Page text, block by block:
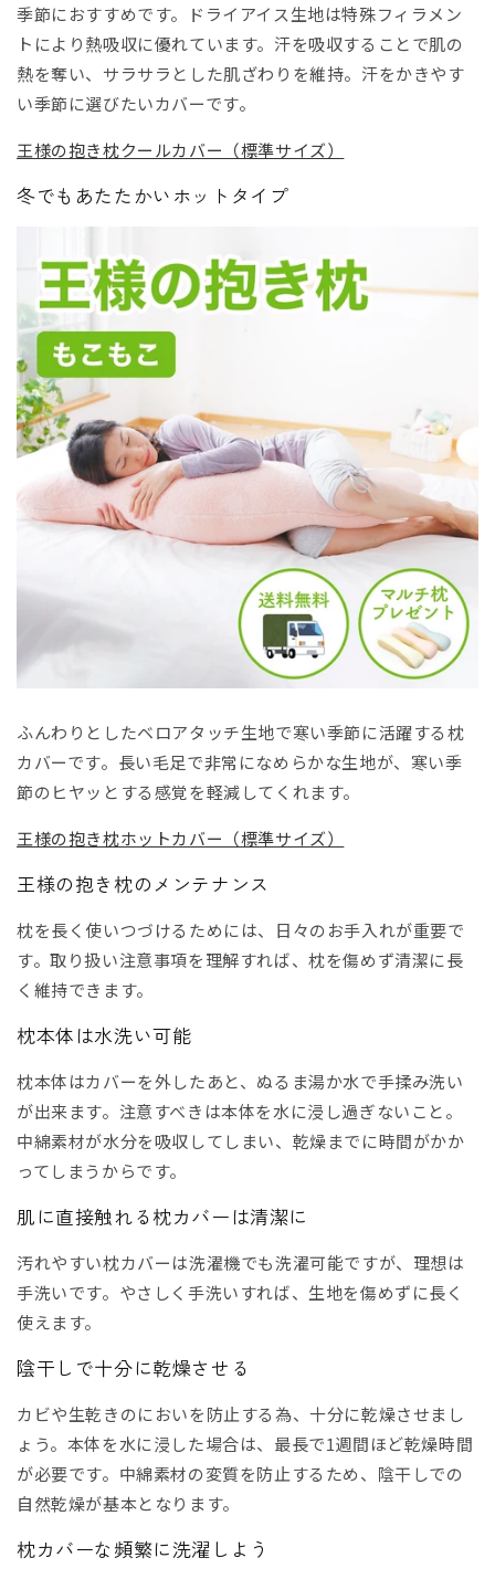
季節におすすめです。ドライアイス生地は特殊フィラメン
トにより熱吸収に優れています。汗を吸収することで肌の
熱を奪い、サラサラとした肌ざわりを維持。汗をかきやす
い季節に選びたいカバーです。
王様の抱き枕クールカバー（標準サイズ）
冬でもあたたかいホットタイプ
ふんわりとしたベロアタッチ生地で寒い季節に活躍する枕
カバーです。長い毛足で非常になめらかな生地が、寒い季
節のヒヤッとする感覚を軽減してくれます。
王様の抱き枕ホットカバー（標準サイズ）
王様の抱き枕のメンテナンス
枕を長く使いつづけるためには、日々のお手入れが重要で
す。取り扱い注意事項を理解すれば、枕を傷めず清潔に長
く維持できます。
枕本体は水洗い可能
枕本体はカバーを外したあと、ぬるま湯か水で手揉み洗い
が出来ます。注意すべきは本体を水に浸し過ぎないこと。
中綿素材が水分を吸収してしまい、乾燥までに時間がかか
ってしまうからです。
肌に直接触れる枕カバーは清潔に
汚れやすい枕カバーは洗濯機でも洗濯可能ですが、理想は
手洗いです。やさしく手洗いすれば、生地を傷めずに長く
使えます。
陰干しで十分に乾燥させる
カビや生乾きのにおいを防止する為、十分に乾燥させまし
ょう。本体を水に浸した場合は、最長で1週間ほど乾燥時間
が必要です。中綿素材の変質を防止するため、陰干しでの
自然乾燥が基本となります。
枕カバーな頻繁に洗濯しよう